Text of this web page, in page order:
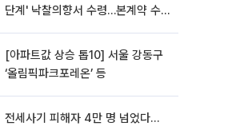
단계' 낙찰의향서 수령…본계약 수
[아파트값 상승 톱10] 서울 강동구
‘올림픽파크포레온’ 등
전세사기 피해자 4만 명 넘었다…